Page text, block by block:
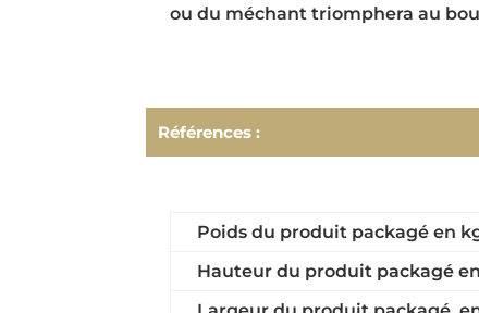
ou du méchant triomphera au
Références :
Poids du produit packagé en
Hauteur du produit packagé